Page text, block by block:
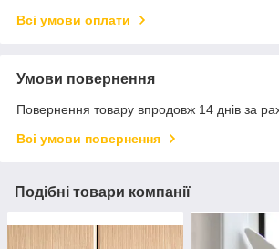
Всі умови оплати
Умови повернення
Повернення товару впродовж 14 днів за
Всі умови повернення
Подібні товари компанії